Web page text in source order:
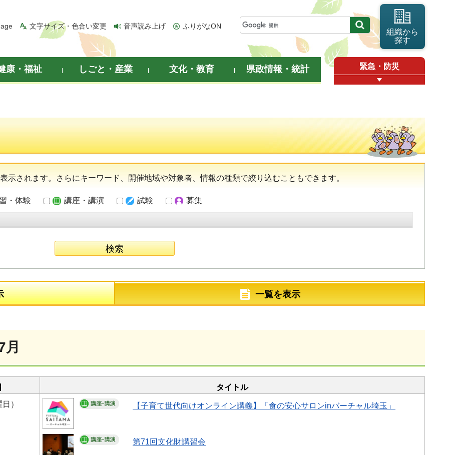
文字サイズ・色合い変更 音声読み上げ ふりがなON
組織から
探す
康・福祉 しごと・産業 文化・教育 県政情報・統計 緊急・防災
示されます。さらにキーワード、開催地域や対象者、情報の種類で絞り込むこともできます。
・体験 講座・講演 試験 募集
一覧を表示
タイトル
）
【子育て世代向けオンライン講義】「食の安心サロンinバーチャル埼玉」
第71回文化財講習会